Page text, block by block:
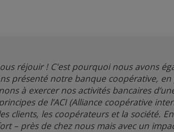
réjouir ! C'est pourquoi nous avons
présenté notre banque coopérative, en
à exercer nos activités bancaires
de l’ACI (Alliance coopérative
clients, les coopérateurs et la société.
– près de chez nous mais avec un